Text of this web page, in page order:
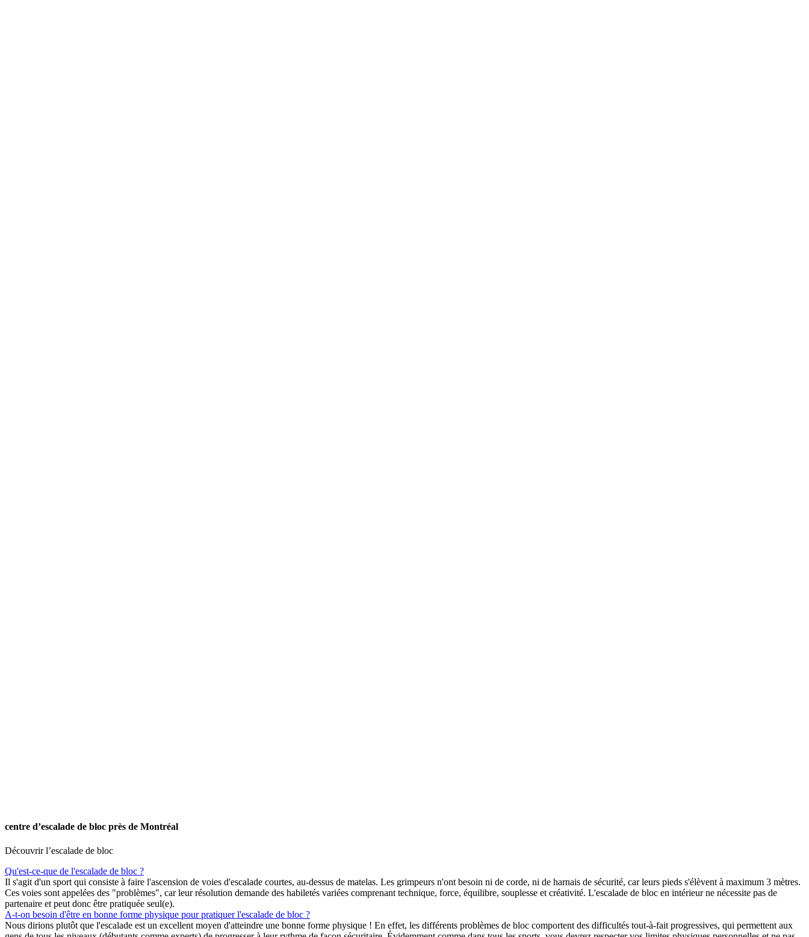
centre d’escalade de bloc près de Montréal
Découvrir l’escalade de bloc
Qu'est-ce-que de l'escalade de bloc ?
Il s'agit d'un sport qui consiste à faire l'ascension de voies d'escalade courtes, au-dessus de matelas. Les grimpeurs n'ont besoin ni de corde, ni de harnais de sécurité, car leurs pieds s'élèvent à maximum 3 mètres.
Ces voies sont appelées des "problèmes", car leur résolution demande des habiletés variées comprenant technique, force, équilibre, souplesse et créativité. L'escalade de bloc en intérieur ne nécessite pas de
partenaire et peut donc être pratiquée seul(e).
A-t-on besoin d'être en bonne forme physique pour pratiquer l'escalade de bloc ?
Nous dirions plutôt que l'escalade est un excellent moyen d'atteindre une bonne forme physique ! En effet, les différents problèmes de bloc comportent des difficultés tout-à-fait progressives, qui permettent aux